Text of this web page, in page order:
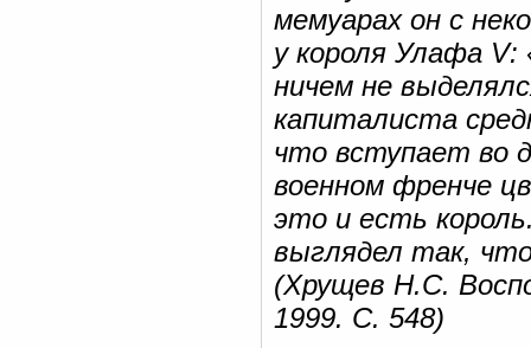
мемуарах он с
у короля Улафа
ничем не
капиталиста
что вступает во
военном френче
это и есть
выглядел так,
(Хрущев Н.С.
1999. С. 548)